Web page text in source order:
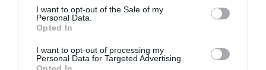
consent section.
I want to opt-out of the Sale of my
Personal Data.
Opted In
I want to opt-out of processing my
Personal Data for Targeted Advertising.
tudnod, ha Görögországba utazol